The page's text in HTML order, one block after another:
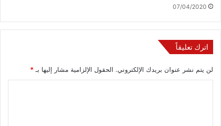
07/04/2020
اترك تعليقاً
لن يتم نشر عنوان بريدك الإلكتروني. الحقول الإلزامية مشار إليها بـ *